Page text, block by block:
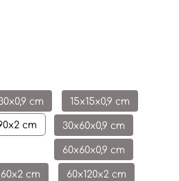
cm 15x15x0,9 cm
cm 30x60x0,9 cm
60x60x0,9 cm
cm 60x120x2 cm